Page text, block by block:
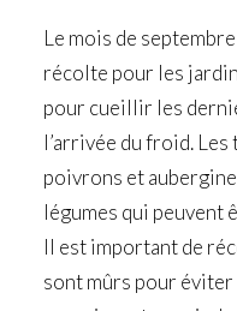
Le mois de
récolte pour les
pour cueillir les
l’arrivée du froid.
poivrons et
légumes qui peuvent
Il est important de
sont mûrs pour éviter